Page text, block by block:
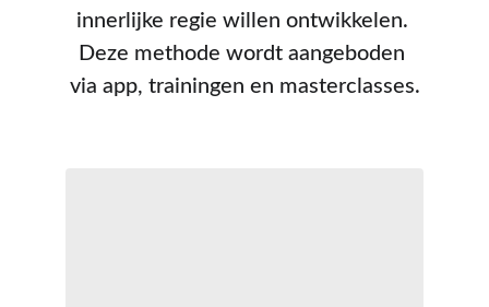
innerlijke regie willen ontwikkelen.
Deze methode wordt aangeboden
via app, trainingen en masterclasses.